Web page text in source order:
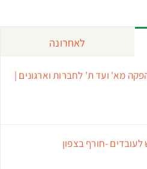
לאחרונה
מא' ועד ת' לחברות וארגונים |